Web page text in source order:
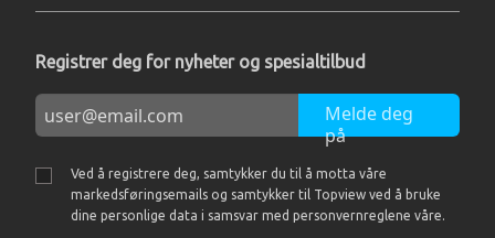
Registrer deg for nyheter og spesialtilbud
Melde deg
på
Ved å registrere deg, samtykker du til å motta våre
markedsføringsemails og samtykker til Topview ved å bruke
dine personlige data i samsvar med personvernreglene våre.